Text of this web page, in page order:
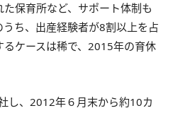
保育所など、サポート体制も
ち、出産経験者が8割以上を占
ケースは稀で、2015年の育休
し、2012年６月末から約10カ